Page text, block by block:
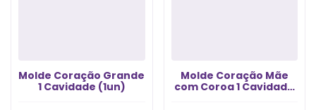
Molde Coração Grande
1 Cavidade (1un)
Molde Coração Mãe
com Coroa 1 Cavidade